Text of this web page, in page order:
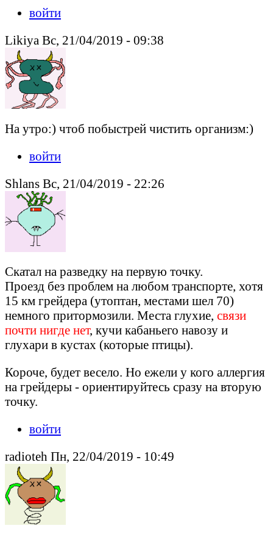
войти
Likiya Вс, 21/04/2019 - 09:38
На утро:) чтоб побыстрей чистить организм:)
войти
Shlans Вс, 21/04/2019 - 22:26
Скатал на разведку на первую точку.
Проезд без проблем на любом транспорте, хотя
15 км грейдера (утоптан, местами шел 70)
немного притормозили. Места глухие, связи
почти нигде нет, кучи кабаньего навозу и
глухари в кустах (которые птицы).
Короче, будет весело. Но ежели у кого аллергия
на грейдеры - ориентируйтесь сразу на вторую
точку.
войти
radioteh Пн, 22/04/2019 - 10:49